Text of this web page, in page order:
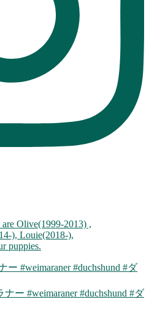
Olive(1999-2013) ,
), Louie(2018-),
puppies.
ー #weimaraner #duchshund #ダ